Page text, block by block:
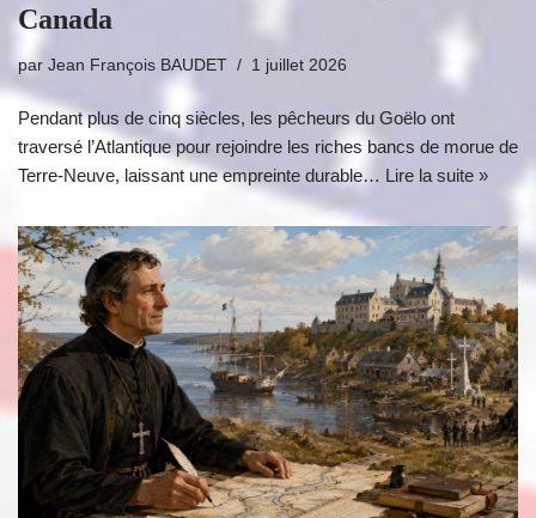
Canada
par Jean François BAUDET 1 juillet 2026
Pendant plus de cinq siècles, les pêcheurs du Goëlo ont
traversé l’Atlantique pour rejoindre les riches bancs de morue de
Terre-Neuve, laissant une empreinte durable… Lire la suite »